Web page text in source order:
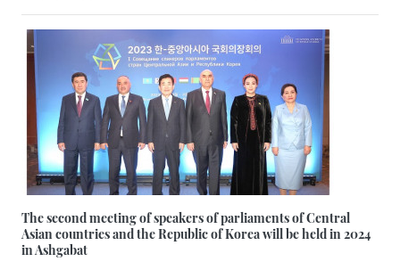
The second meeting of speakers of parliaments of Central
Asian countries and the Republic of Korea will be held in 2024
in Ashgabat